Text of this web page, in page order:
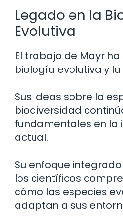
Legado en la
Evolutiva
El trabajo de Mayr ha
biología evolutiva y
Sus ideas sobre la
biodiversidad
fundamentales en la
actual.
Su enfoque
los científicos
cómo las especies
adaptan a sus